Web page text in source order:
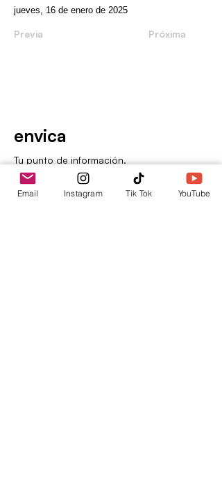
jueves, 16 de enero de 2025
Previa Próxima
envica
Tu punto de información.
Email Instagram Tik Tok YouTube